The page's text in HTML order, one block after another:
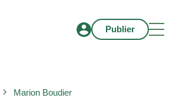
Publier
Marion Boudier